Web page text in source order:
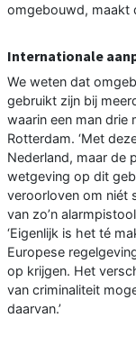
omgebouwd, maakt
Internationale
We weten dat
gebruikt zijn bij
waarin een man
Rotterdam. ‘Met
Nederland, maar de
wetgeving op dit
veroorloven om niét
van zo’n
‘Eigenlijk is het té
Europese
op krijgen. Het
van criminaliteit
daarvan.’